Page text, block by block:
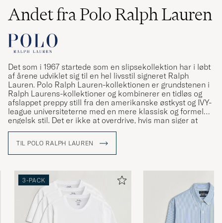
Andet fra Polo Ralph Lauren
Det som i 1967 startede som en slipsekollektion har i løbt
af årene udviklet sig til en hel livsstil signeret Ralph
Lauren. Polo Ralph Lauren-kollektionen er grundstenen i
Ralph Laurens-kollektioner og kombinerer en tidløs og
afslappet preppy still fra den amerikanske østkyst og IVY-
league universiteterne med en mere klassisk og formel
engelsk stil. Det er ikke at overdrive, hvis man siger at
Ralph Lauren har været med til at definere den
TIL POLO RALPH LAUREN
3-PACK